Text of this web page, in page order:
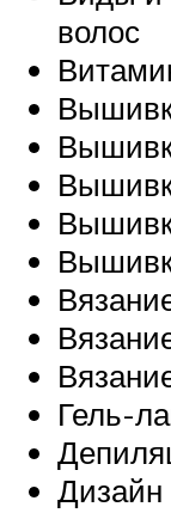
волос
Гель-
Дизайн